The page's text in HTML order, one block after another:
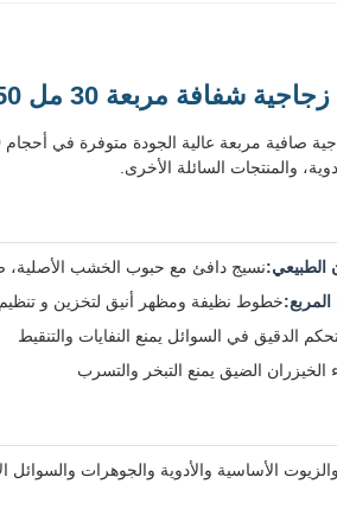
مل 50 مل 100 مل زجاجة زيت أساسي صديقة للبيئة
والمنتجات السائلة الأخرى.
الطبيعي:نسيج دافئ مع حبوب الخشب الأصلية،
خطوط نظيفة ومظهر أنيق لتخزين و
الدقيق في السوائل يمنع النفايات والتنقيط
الخيزران الضيق يمنع التبخر والتسرب
الأساسية والأدوية والجوهرات